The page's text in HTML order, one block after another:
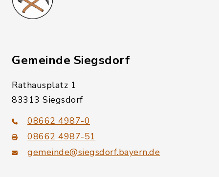
Gemeinde Siegsdorf
Rathausplatz 1
83313 Siegsdorf
08662 4987-0
08662 4987-51
gemeinde@siegsdorf.bayern.de